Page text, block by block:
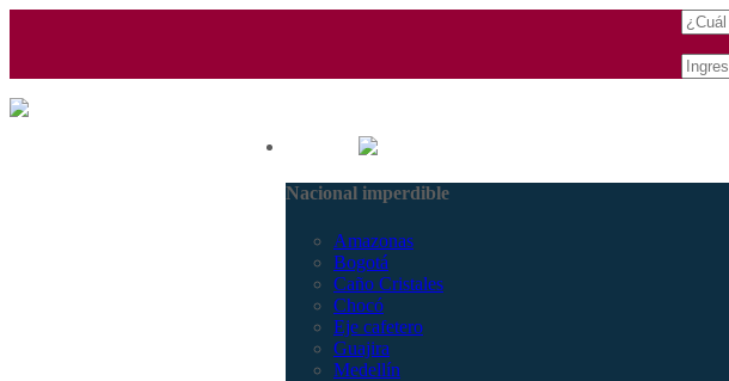
Nacional imperdible
Amazonas
Bogotá
Caño Cristales
Chocó
Eje cafetero
Guajira
Medellín